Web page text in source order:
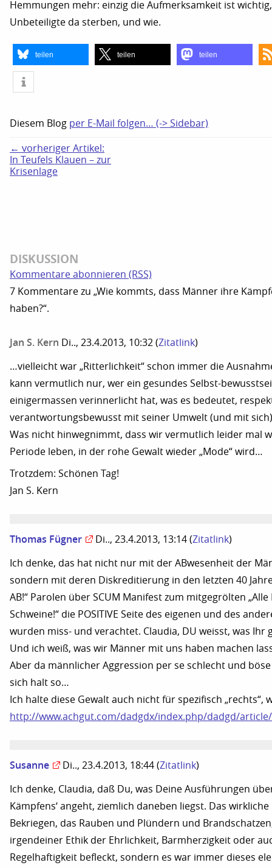
Hemmungen mehr: einzig die Aufmerksamkeit ist
Unbeteiligte da sterben, und wie.
teilen teilen teilen
Diesem Blog per E-Mail folgen… (-> Sidebar)
← vorheriger Artikel:
In Teufels Klauen – zur
Krisenlage
DISKUSSION
Kommentare abonnieren (RSS)
7 Kommentare zu „Wie kommts, dass Männer ihre
haben?“.
Jan S. Kern Di.., 23.4.2013, 10:32 (Zitatlink)
…vielleicht war „Ritterlichkeit“ schon immer die
kann vermutlich nur, wer ein gesundes Selbst-
einigermassen verinnerlicht hat, was es bedeutet,
verantwortungsbewusst mit seiner Umwelt (und mit
Was nicht hinwegnimmt, dass wir vermutlich leider mal
Periode leben, in der rohe Gewalt wieder „Mode“ wird…
Trotzdem: Schönen Tag!
Jan S. Kern
Thomas Fügner Di.., 23.4.2013, 13:14 (Zitatlink)
Ich denke, das hat nicht nur mit der ABwesenheit der
sondern mit deren Diskreditierung in den letzten 40
AB!“ Parolen über SCUM Manifest zum mitgegrölten
Schweine!“ die POSITIVE Seite des eigenen und des
wurden miss- und verachtet. Claudia, DU weisst, was Ihr
Und ich weiß, was wir Männer mit uns haben machen
Aber da männlicher Aggression per se schlecht und
sich halt so…
Ich halte diese Gewalt auch nicht für spezifisch „rechts“,
http://www.achgut.com/dadgdx/index.php/dadgd/
Susanne Di.., 23.4.2013, 18:44 (Zitatlink)
Ich denke, Claudia, daß Du, was Deine Ausführungen
Kämpfens‘ angeht, ziemlich daneben liegst. Das
Bekriegen, das Rauben und Plündern und
irgendeiner Ethik der Ehrlichkeit, Barmherzigkeit oder
Regelhaftigkeit befleckt, sondern es war immer dieses